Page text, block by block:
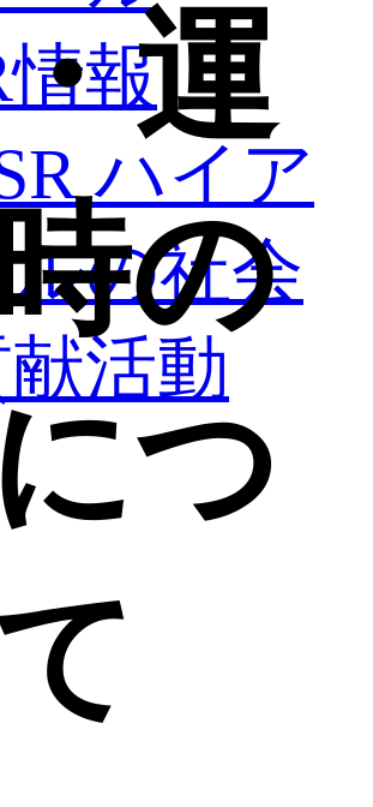
報
ハイア
の社会
活動
運
の
つ